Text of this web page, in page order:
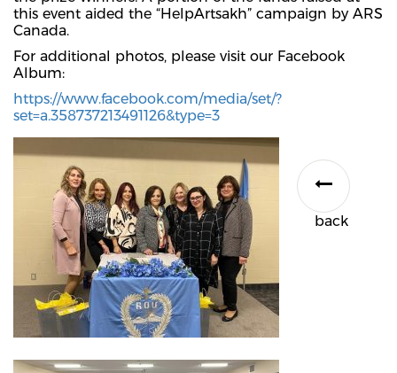
this event aided the “HelpArtsakh” campaign by ARS
Canada.
For additional photos, please visit our Facebook
Album:
https://www.facebook.com/media/set/?
set=a.358737213491126&type=3
back